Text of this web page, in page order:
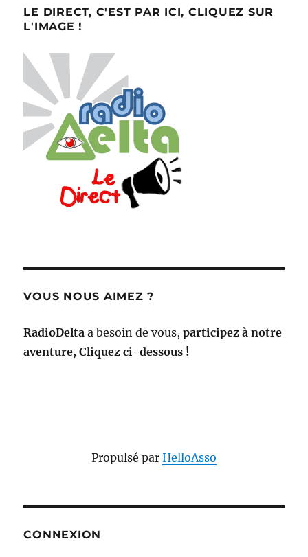
LE DIRECT, C'EST PAR ICI, CLIQUEZ SUR
L'IMAGE !
VOUS NOUS AIMEZ ?
RadioDelta a besoin de vous,participez à notre
aventure, Cliquez ci-dessous !
Propulsé par HelloAsso
CONNEXION